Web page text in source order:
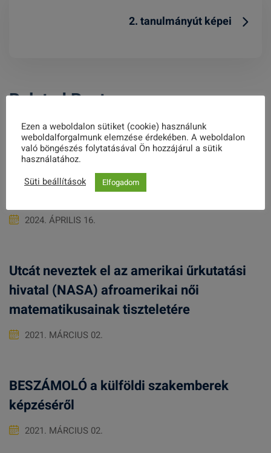
2. tanulmányút képei
Related Posts
MAGYAR KÖLTÉSZET NAPJA CSOKONAI
VITÉZ MIHÁLYRA EMLÉKEZVE
2024. ÁPRILIS 16.
Utcát neveztek el az amerikai űrkutatási
hivatal (NASA) afroamerikai női
matematikusainak tiszteletére
2021. MÁRCIUS 02.
BESZÁMOLÓ a külföldi szakemberek
képzéséről
2021. MÁRCIUS 02.
Ezen a weboldalon sütiket (cookie) használunk
weboldalforgalmunk elemzése érdekében. A weboldalon
való böngészés folytatásával Ön hozzájárul a sütik
használatához.
Süti beállítások
Elfogadom